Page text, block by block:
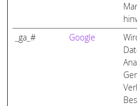
_ga_# Google